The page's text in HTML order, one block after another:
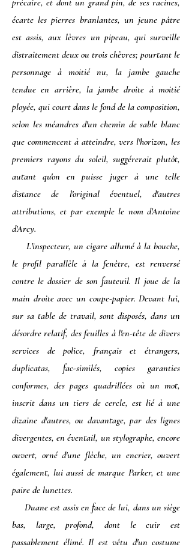
précaire, et dont un grand pin, de ses racines,
écarte les pierres branlantes, un jeune pâtre
est assis, aux lèvres un pipeau, qui surveille
distraitement deux ou trois chèvres; pourtant le
personnage à moitié nu, la jambe gauche
tendue en arrière, la jambe droite à moitié
ployée, qui court dans le fond de la composition,
selon les méandres d'un chemin de sable blanc
que commencent à atteindre, vers l'horizon, les
premiers rayons du soleil, suggérerait plutôt,
autant qu'on en puisse juger à une telle
distance de l'original éventuel, d'autres
attributions, et par exemple le nom d'Antoine
d'Arcy.
L'inspecteur, un cigare allumé à la bouche,
le profil parallèle à la fenêtre, est renversé
contre le dossier de son fauteuil. Il joue de la
main droite avec un coupe-papier. Devant lui,
sur sa table de travail, sont disposés, dans un
désordre relatif, des feuilles à l'en-tête de divers
services de police, français et étrangers,
duplicatas, fac-similés, copies garanties
conformes, des pages quadrillées où un mot,
inscrit dans un tiers de cercle, est lié à une
dizaine d'autres, ou davantage, par des lignes
divergentes, en éventail, un stylographe, encore
ouvert, orné d'une flèche, un encrier, ouvert
également, lui aussi de marque Parker, et une
paire de lunettes.
Duane est assis en face de lui, dans un siège
bas, large, profond, dont le cuir est
passablement élimé. Il est vêtu d'un costume